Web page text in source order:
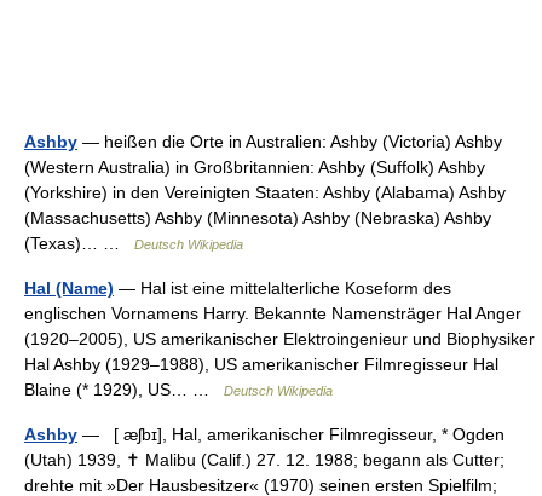
Ashby — heißen die Orte in Australien: Ashby (Victoria) Ashby
(Western Australia) in Großbritannien: Ashby (Suffolk) Ashby
(Yorkshire) in den Vereinigten Staaten: Ashby (Alabama) Ashby
(Massachusetts) Ashby (Minnesota) Ashby (Nebraska) Ashby
(Texas)… …
Deutsch Wikipedia
Hal (Name) — Hal ist eine mittelalterliche Koseform des
englischen Vornamens Harry. Bekannte Namensträger Hal Anger
(1920–2005), US amerikanischer Elektroingenieur und Biophysiker
Hal Ashby (1929–1988), US amerikanischer Filmregisseur Hal
Blaine (* 1929), US… …
Deutsch Wikipedia
Ashby — [ æʃbɪ], Hal, amerikanischer Filmregisseur, * Ogden
(Utah) 1939, ✝ Malibu (Calif.) 27. 12. 1988; begann als Cutter;
drehte mit »Der Hausbesitzer« (1970) seinen ersten Spielfilm;